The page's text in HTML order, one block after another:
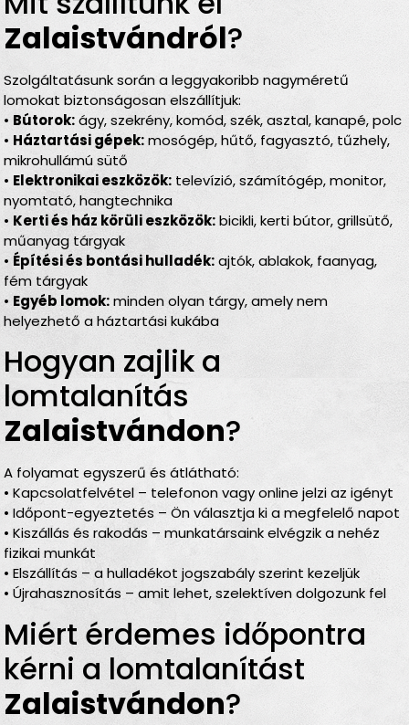
Zalaistvándról?
Szolgáltatásunk során a leggyakoribb nagyméretű
lomokat biztonságosan elszállítjuk:
• Bútorok:ágy, szekrény, komód, szék, asztal, kanapé, polc
• Háztartási gépek:mosógép, hűtő, fagyasztó, tűzhely,
mikrohullámú sütő
• Elektronikai eszközök: televízió, számítógép, monitor,
nyomtató, hangtechnika
• Kerti és ház körüli eszközök:bicikli, kerti bútor, grillsütő,
műanyag tárgyak
• Építési és bontási hulladék:ajtók, ablakok, faanyag,
fém tárgyak
• Egyéb lomok:minden olyan tárgy, amely nem
helyezhető a háztartási kukába
Hogyan zajlik a
lomtalanítás
Zalaistvándon?
A folyamat egyszerű és átlátható:
• Kapcsolatfelvétel – telefonon vagy online jelzi az igényt
• Időpont-egyeztetés – Ön választja ki a megfelelő napot
• Kiszállás és rakodás – munkatársaink elvégzik a nehéz
fizikai munkát
• Elszállítás – a hulladékot jogszabály szerint kezeljük
• Újrahasznosítás – amit lehet, szelektíven dolgozunk fel
Miért érdemes időpontra
kérni a lomtalanítást
Zalaistvándon?